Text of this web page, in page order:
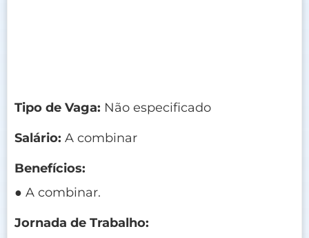
Tipo de Vaga: Não especificado
Salário: A combinar
Benefícios:
● A combinar.
Jornada de Trabalho: